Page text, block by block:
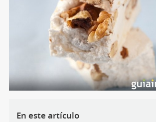
En este artículo